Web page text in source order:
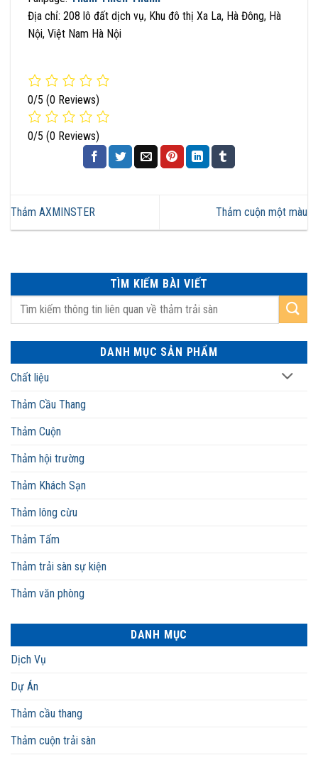
TÌM KIẾM BÀI VIẾT
DANH MỤC SẢN PHẨM
Chất liệu
Thảm Cầu Thang
Thảm Cuộn
Thảm hội trường
Thảm Khách Sạn
Thảm lông cừu
Thảm Tấm
Thảm trải sàn sự kiện
Thảm văn phòng
DANH MỤC
Dịch Vụ
Dự Án
Thảm cầu thang
Thảm cuộn trải sàn
Địa chỉ: 208 lô đất dịch vụ, Khu đô thị Xa La, Hà Đông, Hà
Nội, Việt Nam Hà Nội
0/5 (0 Reviews)
0/5 (0 Reviews)
Thảm AXMINSTER Thảm cuộn một màu